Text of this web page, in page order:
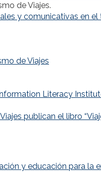
de Viajes.
y comunicativas en el
de Viajes
Literacy
publican el libro
y educación para la